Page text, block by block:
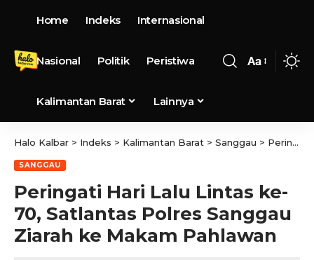
Home Indeks Internasional
Nasional Politik Peristiwa
Kalimantan Barat Lainnya
Aa
Halo Kalbar > Indeks > Kalimantan Barat > Sanggau > Peringati Hari Lalu Lintas ke-70, Satlantas Polres Sanggau Ziarah ke Makam Pahlawan
SANGGAU
Peringati Hari Lalu Lintas ke-
70, Satlantas Polres Sanggau
Ziarah ke Makam Pahlawan